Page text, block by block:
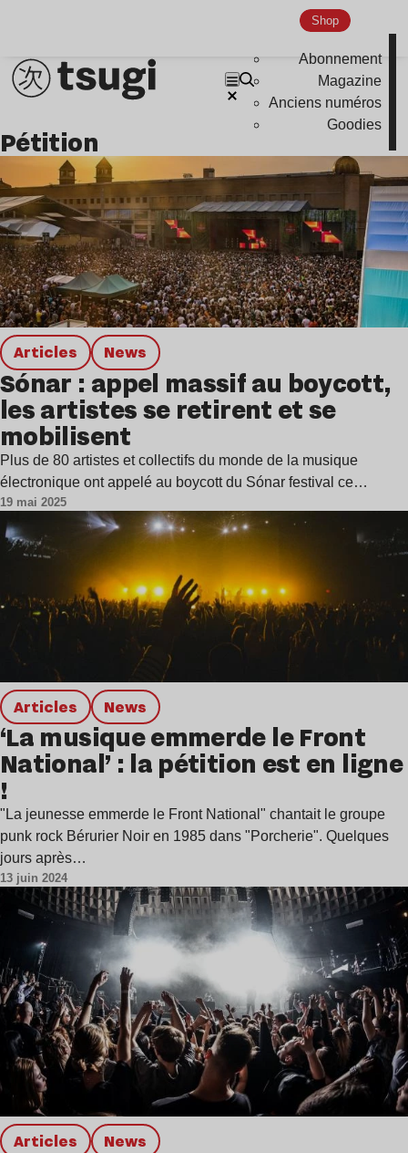
Shop
Abonnement
Magazine
Anciens numéros
Goodies
Pétition
Articles news
Sónar : appel massif au boycott,
les artistes se retirent et se
mobilisent
Plus de 80 artistes et collectifs du monde de la musique
électronique ont appelé au boycott du Sónar festival ce…
19 mai 2025
Articles news
‘La musique emmerde le Front
National’ : la pétition est en ligne
!
"La jeunesse emmerde le Front National" chantait le groupe
punk rock Bérurier Noir en 1985 dans "Porcherie". Quelques
jours après…
13 juin 2024
Articles news